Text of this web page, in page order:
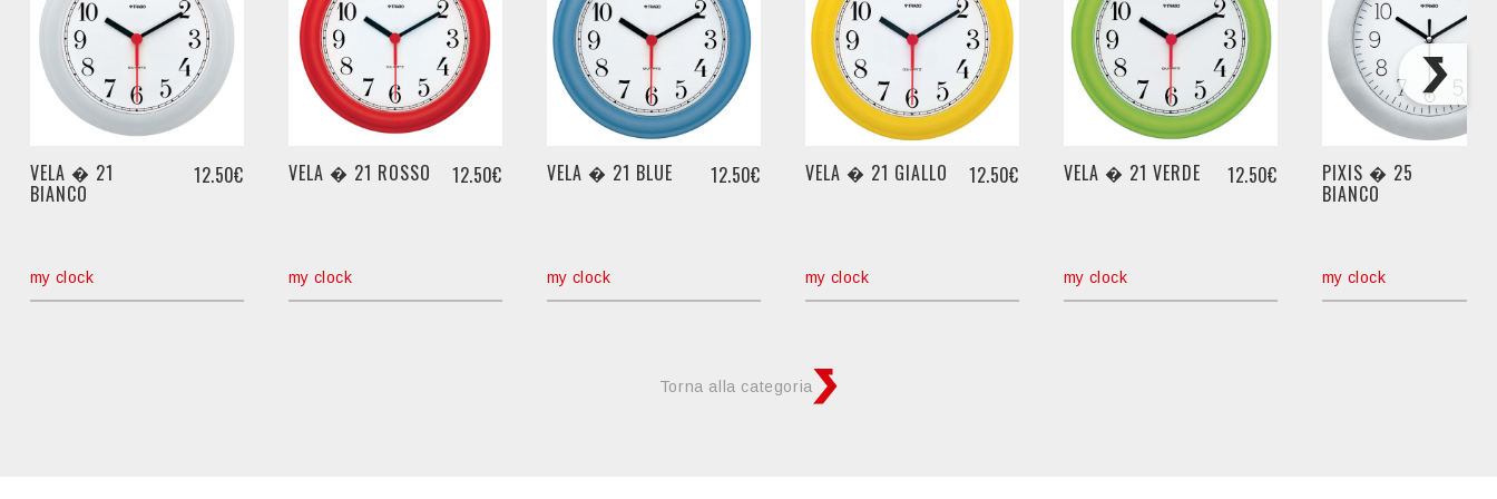
VELA � 21
BIANCO
12.50€
my clock
VELA � 21 ROSSO 12.50€
my clock
VELA � 21 BLUE 12.50€
my clock
VELA � 21 GIALLO 12.50€
my clock
VELA � 21 VERDE 12.50€
my clock
PIXIS � 25
BIANCO
my clock
Torna alla categoria